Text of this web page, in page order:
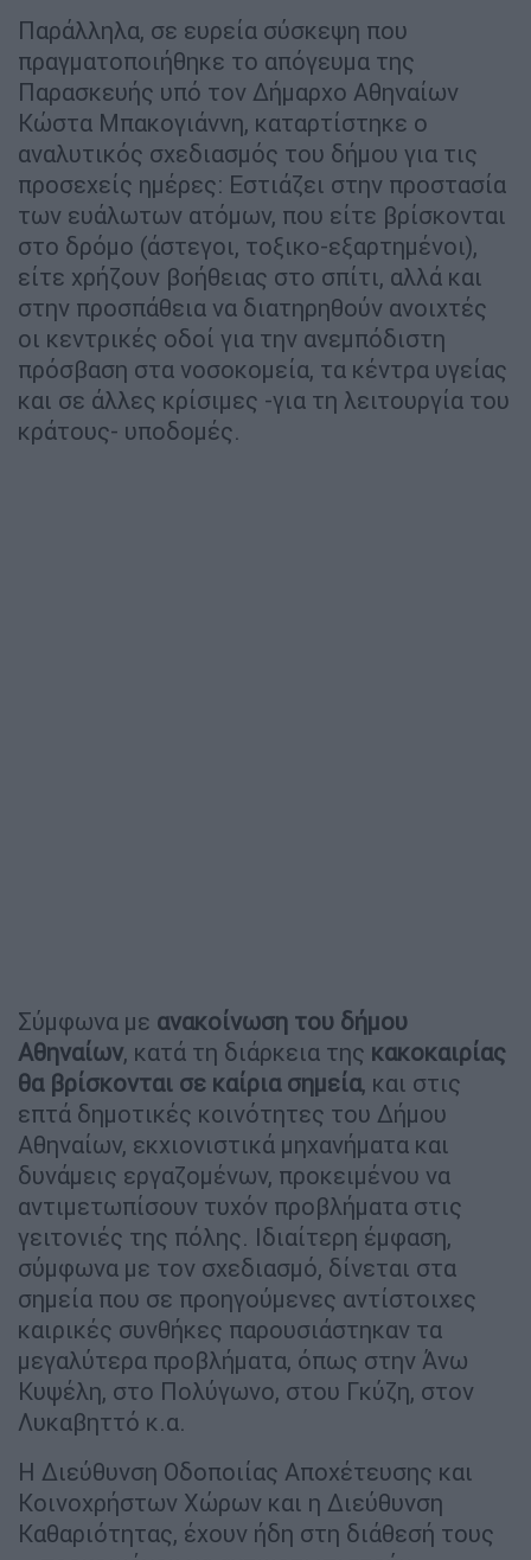
Παράλληλα, σε ευρεία σύσκεψη που
πραγματοποιήθηκε το απόγευμα της
Παρασκευής υπό τον Δήμαρχο Αθηναίων
Κώστα Μπακογιάννη, καταρτίστηκε ο
αναλυτικός σχεδιασμός του δήμου για τις
προσεχείς ημέρες: Εστιάζει στην προστασία
των ευάλωτων ατόμων, που είτε βρίσκονται
στο δρόμο (άστεγοι, τοξικο-εξαρτημένοι),
είτε χρήζουν βοήθειας στο σπίτι, αλλά και
στην προσπάθεια να διατηρηθούν ανοιχτές
οι κεντρικές οδοί για την ανεμπόδιστη
πρόσβαση στα νοσοκομεία, τα κέντρα υγείας
και σε άλλες κρίσιμες -για τη λειτουργία του
κράτους- υποδομές.
Σύμφωνα με ανακοίνωση του δήμου
Αθηναίων, κατά τη διάρκεια της κακοκαιρίας
θα βρίσκονται σε καίρια σημεία, και στις
επτά δημοτικές κοινότητες του Δήμου
Αθηναίων, εκχιονιστικά μηχανήματα και
δυνάμεις εργαζομένων, προκειμένου να
αντιμετωπίσουν τυχόν προβλήματα στις
γειτονιές της πόλης. Ιδιαίτερη έμφαση,
σύμφωνα με τον σχεδιασμό, δίνεται στα
σημεία που σε προηγούμενες αντίστοιχες
καιρικές συνθήκες παρουσιάστηκαν τα
μεγαλύτερα προβλήματα, όπως στην Άνω
Κυψέλη, στο Πολύγωνο, στου Γκύζη, στον
Λυκαβηττό κ.α.
Η Διεύθυνση Οδοποιίας Αποχέτευσης και
Κοινοχρήστων Χώρων και η Διεύθυνση
Καθαριότητας, έχουν ήδη στη διάθεσή τους